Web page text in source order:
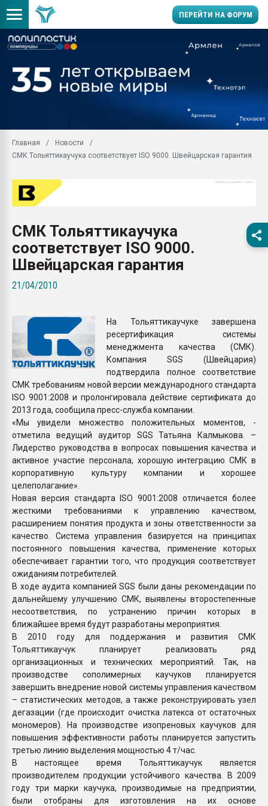
ПЕРЕЙТИ НА ФОРУМ
первый план в
пластмасс
ситуацией на
26.07.2022 "Сибирский
намного дороже
Профильная
Главная
Новости
СМК Тольяттикаучука соответствует ISO 9000. Швейцарская гарантия
СМК Тольяттикаучука
соответствует ISO 9000.
Швейцарская гарантия
21/04/2010
На Тольяттикаучуке завершена
ресертификация системы
менеджмента качества (СМК).
Компания SGS (Швейцария)
подтвердила полное соответствие
СМК требованиям новой версии международного стандарта
ISO 9001:2008 и пролонгировала действие сертификата до
2013 года, сообщила пресс-служба компании.
«Мы увидели множество положительных моментов, -
отметила ведущий аудитор SGS Татьяна Калмыкова. –
Лидерство руководства в вопросах повышения качества и
активное участие персонала, хорошую интеграцию СМК в
корпоративную культуру компании и хорошее
целеполагание».
Новая версия стандарта ISO 9001:2008 отличается более
жесткими требованиями к управлению качеством,
расширением понятия продукта и зоны ответственности за
качество. Система управления базируется на принципах
постоянного повышения качества, применение которых
обеспечивает гарантии того, что продукция соответствует
ожиданиям потребителей.
В ходе аудита компанией SGS были даны рекомендации по
дальнейшему улучшению СМК, выявлены второстепенные
несоответствия, по устранению причин которых в
ближайшее время будут разработаны мероприятия.
В 2010 году для поддержания и развития СМК
Тольяттикаучук планирует реализовать ряд
организационных и технических мероприятий. Так, на
производстве сополимерных каучуков планируется
завершить внедрение новой системы управления качеством
– статистических методов, а также реконструировать узел
дегазации (где происходит очистка латекса от остаточных
мономеров). На производстве изопреновых каучуков для
повышения эффективности работы планируется запустить
третью линию выделения мощностью 4 т/час.
В настоящее время Тольяттикаучук является
производителем продукции устойчивого качества. В 2009
году три марки каучука, производимые на предприятии,
были отобраны для изготовления на их основе